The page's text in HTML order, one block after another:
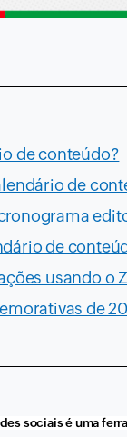
de conteúdo?
de
de
usando o
de
sociais é uma